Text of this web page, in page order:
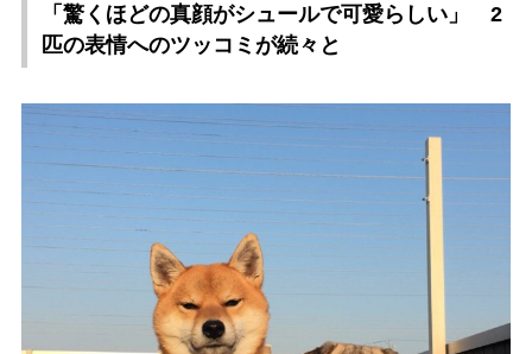
「驚くほどの真顔がシュールで可愛らしい」 2
匹の表情へのツッコミが続々と